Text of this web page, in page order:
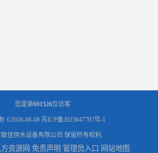
您是第691526位访客
©2026-08-08 苏ICP备2023047797号-1
佳供水设备有限公司 保留所有权利.
方资源网 免责声明 管理员入口 网站地图